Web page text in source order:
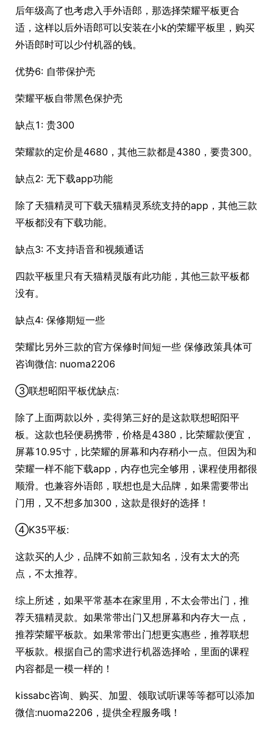
后年级高了也考虑入手外语郎，那选择荣耀平板更合
适，这样以后外语郎可以安装在小k的荣耀平板里，购买
外语郎时可以少付机器的钱。
优势6: 自带保护壳
荣耀平板自带黑色保护壳
缺点1: 贵300
荣耀款的定价是4680，其他三款都是4380，要贵300。
缺点2: 无下载app功能
除了天猫精灵可下载天猫精灵系统支持的app，其他三款
平板都没有下载功能。
缺点3: 不支持语音和视频通话
四款平板里只有天猫精灵版有此功能，其他三款平板都
没有。
缺点4: 保修期短一些
荣耀比另外三款的官方保修时间短一些 保修政策具体可
咨询微信: nuoma2206
③联想昭阳平板优缺点:
除了上面两款以外，卖得第三好的是这款联想昭阳平
板。这款也轻便易携带，价格是4380，比荣耀款便宜，
屏幕10.95寸，比荣耀的屏幕和内存稍小一点。但因为和
荣耀一样不能下载app，内存也完全够用，课程使用都很
顺滑。也兼容外语郎，联想也是大品牌，如果需要带出
门用，又不想多加300，这款是很好的选择！
④K35平板:
这款买的人少，品牌不如前三款知名，没有太大的亮
点，不太推荐。
综上所述，如果平常基本在家里用，不太会带出门，推
荐天猫精灵款。如果常带出门又想屏幕和内存大一点，
推荐荣耀平板款。如果常带出门想更实惠些，推荐联想
平板款。根据自己的需求进行机器选择哈，里面的课程
内容都是一模一样的！
kissabc咨询、购买、加盟、领取试听课等等都可以添加
微信:nuoma2206，提供全程服务哦！